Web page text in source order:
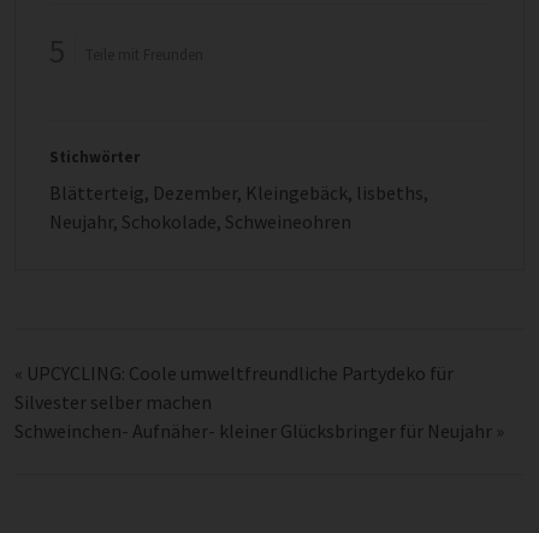
Stichwörter
Blätterteig, Dezember, Kleingebäck, lisbeths,
Neujahr, Schokolade, Schweineohren
« UPCYCLING: Coole umweltfreundliche Partydeko für
Silvester selber machen
Schweinchen- Aufnäher- kleiner Glücksbringer für Neujahr »